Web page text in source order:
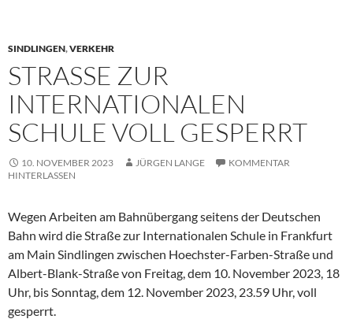
SINDLINGEN,VERKEHR
STRASSE ZUR I
NTERNATIONALEN S
CHULE VOLL GESPERRT
10. NOVEMBER 2023 JÜRGEN LANGE
KOMMENTAR
HINTERLASSEN
Wegen Arbeiten am Bahnübergang seitens der Deutschen
Bahn wird die Straße zur Internationalen Schule in Frankfurt
am Main Sindlingen zwischen Hoechster-Farben-Straße und
Albert-Blank-Straße von Freitag, dem 10. November 2023, 18
Uhr, bis Sonntag, dem 12. November 2023, 23.59 Uhr, voll
gesperrt.